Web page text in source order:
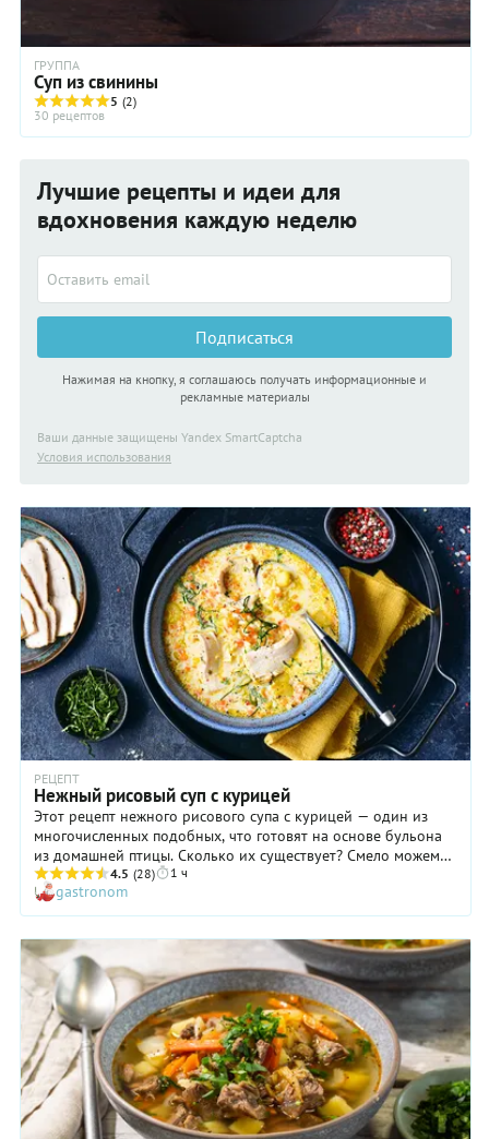
ГРУППА
Суп из свинины
5 (2)
30 рецептов
Лучшие рецепты и идеи для
вдохновения каждую неделю
Подписаться
Нажимая на кнопку, я соглашаюсь получать информационные и
рекламные материалы
Ваши данные защищены Yandex SmartCaptcha
Условия использования
РЕЦЕПТ
Нежный рисовый суп с курицей
Этот рецепт нежного рисового супа с курицей — один из
многочисленных подобных, что готовят на основе бульона
из домашней птицы. Сколько их существует? Смело можем
сказать, что количество таких первых блюд давно
перевалило за пять сотен. Но этот супчик — действительно
особенный: нежный, ароматный, очень вкусный. Интересно,
что курица для него не варится, а жарится и добавляется в
нарезанном виде в каждую тарелку перед подачей. В
результате вкус блюда разительно отличается от супа с
вареной птицей. А еще в состав нежного рисового супа с
курицей входит душистый базилик, который добавляет
блюду приятные освежающие ноты.
4.5 (28) 1 ч
gastronom